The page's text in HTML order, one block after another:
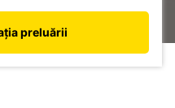
preluării